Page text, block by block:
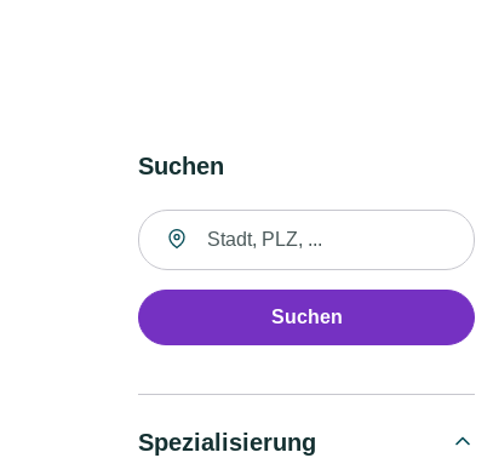
Suchen
Suche nach Ort
Suchen
Spezialisierung